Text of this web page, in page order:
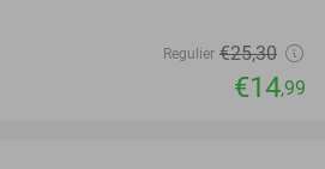
Regulier €25,30
€14,99